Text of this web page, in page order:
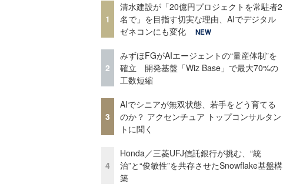
1
清水建設が「20億円プロジェクトを常駐者2
名で」を目指す切実な理由、AIでデジタル
ゼネコンにも変化
NEW
2
みずほFGがAIエージェントの“量産体制”を
確立 開発基盤「Wiz Base」で最大70%の
工数短縮
3
AIでシニアが無双状態、若手をどう育てる
のか？ アクセンチュア トップコンサルタン
トに聞く
4
Honda／三菱UFJ信託銀行が挑む、“統
治”と“俊敏性”を共存させたSnowflake基盤構
築